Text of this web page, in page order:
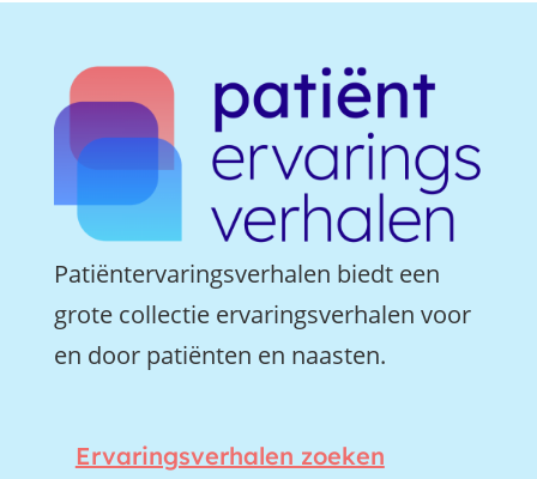
Patiëntervaringsverhalen biedt een
grote collectie ervaringsverhalen voor
en door patiënten en naasten.
Ervaringsverhalen zoeken